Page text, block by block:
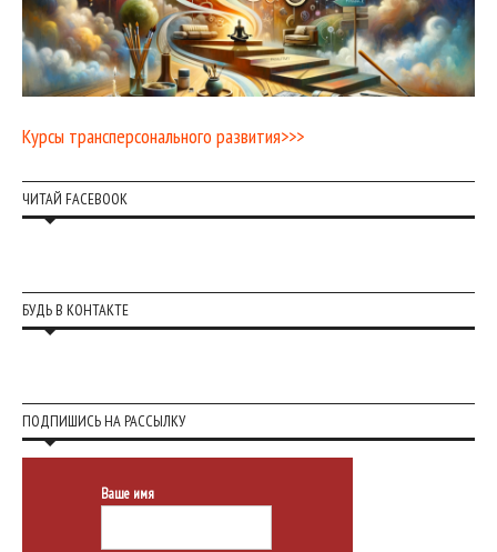
Курсы трансперсонального развития>>>
ЧИТАЙ FACEBOOK
БУДЬ В КОНТАКТЕ
ПОДПИШИСЬ НА РАССЫЛКУ
Ваше имя